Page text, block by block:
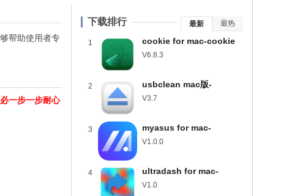
最新 最热
下载排行
1
cookie for mac-cookie
mac版下载 v6.8.3
V6.8.3
2
usbclean mac版-
usbclean for mac下载
V3.7
3
myasus for mac-
myasus mac版下载
V1.0.0
4
ultradash for mac-
ultradash mac版下载
V1.0
帮助使用者专
一步一步耐心